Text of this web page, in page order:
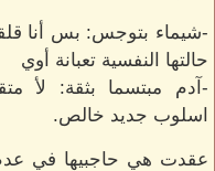
-شيماء بتوجس: بس أنا
حالتها النفسية تعبانة أوي
-آدم مبتسما بثقة: لأ
اسلوب جديد خالص.
عقدت هي حاجبيها في